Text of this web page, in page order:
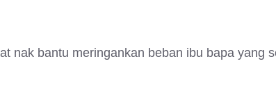
nak bantu meringankan beban ibu bapa yang